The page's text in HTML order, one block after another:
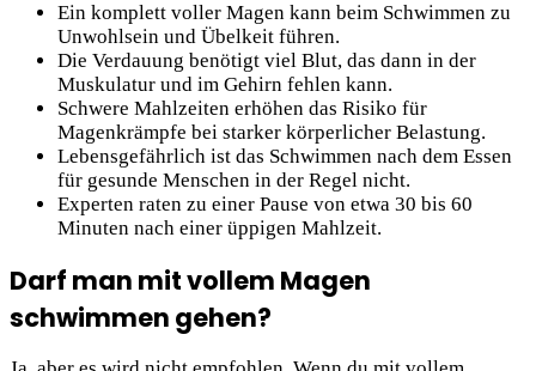
Ein komplett voller Magen kann beim Schwimmen zu
Unwohlsein und Übelkeit führen.
Die Verdauung benötigt viel Blut, das dann in der
Muskulatur und im Gehirn fehlen kann.
Schwere Mahlzeiten erhöhen das Risiko für
Magenkrämpfe bei starker körperlicher Belastung.
Lebensgefährlich ist das Schwimmen nach dem Essen
für gesunde Menschen in der Regel nicht.
Experten raten zu einer Pause von etwa 30 bis 60
Minuten nach einer üppigen Mahlzeit.
Darf man mit vollem Magen
schwimmen gehen?